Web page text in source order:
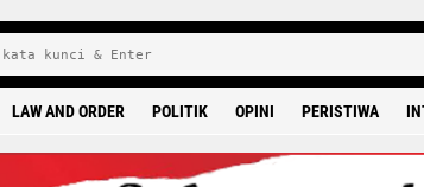
LAW AND ORDER POLITIK OPINI PERISTIWA